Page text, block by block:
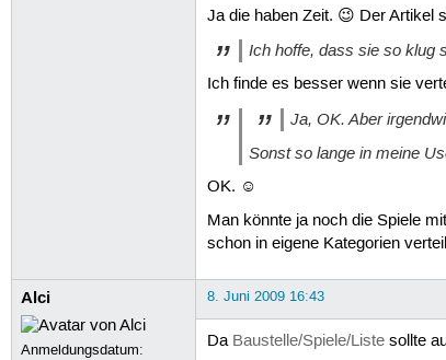
Ja die haben Zeit. 😉 Der Artikel
Ich hoffe, dass sie so klug
Ich finde es besser wenn sie
Ja, OK. Aber
Sonst so lange in meine
OK. ☺
Man könnte ja noch die Spiele
schon in eigene Kategorien
Alci
Anmeldungsdatum:
8. Juni 2009 16:43
Da Baustelle/Spiele/Listesollte